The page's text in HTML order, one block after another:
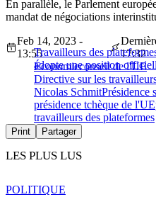
En parallèle, le Parlement
mandat de négociations
Travailleurs des
adopte une position
Feb 14, 2023 -
13:55
17:32
Économieconseil de l'UE
Directive sur les
Nicolas SchmitPrésidence
présidence tchèque de l'UE
travailleurs des plateformes
Print Partager
LES PLUS LUS
POLITIQUE